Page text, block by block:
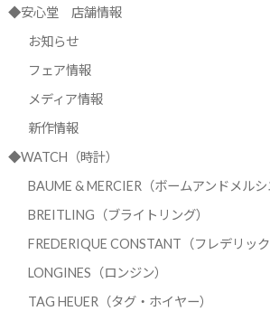
◆安心堂 店舗情報
お知らせ
フェア情報
メディア情報
新作情報
◆WATCH（時計）
BAUME & MERCIER（ボームアンドメルシ
BREITLING（ブライトリング）
FREDERIQUE CONSTANT（フレデリック
LONGINES（ロンジン）
TAG HEUER（タグ・ホイヤー）